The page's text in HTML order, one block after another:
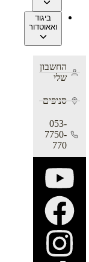
ביגוד
ואאוטדור
החשבון
שלי
סניפים
053-
7750-
770